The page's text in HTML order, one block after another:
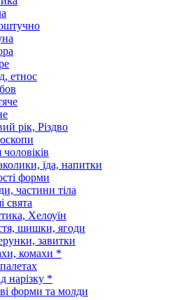
етнос
рік, Різдво
їда, напитки
форми
частини тіла
свята
Хелоуїн
шишки, ягоди
завитки
комахи *
нарізку *
форми та молди